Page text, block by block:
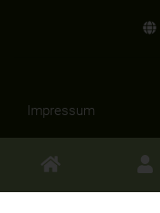
Impressum